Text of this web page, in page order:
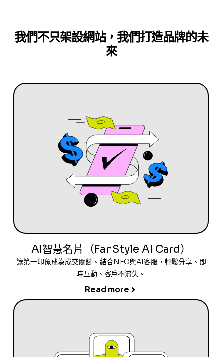
我們不只架設網站，我們打造品牌的未
來
AI智慧名片（FanStyle AI Card）
讓第一印象成為成交關鍵。結合NFC與AI客服，輕鬆分享、即
時互動、客戶不流失。
Read more